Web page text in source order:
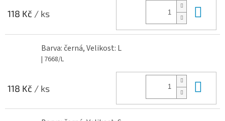
118 Kč / ks
Barva: černá, Velikost: L
| 7668/L
118 Kč / ks